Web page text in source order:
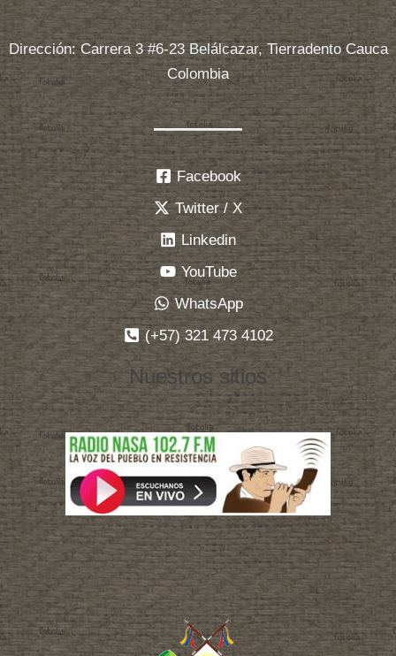
Dirección: Carrera 3 #6-23 Belálcazar, Tierradento Cauca
Colombia
Facebook
Twitter / X
Linkedin
YouTube
WhatsApp
(+57) 321 473 4102
Nuestros sitios